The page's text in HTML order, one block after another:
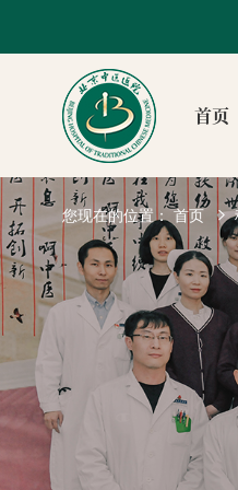
首页
您现在的位置：首页